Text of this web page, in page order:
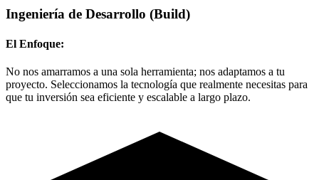
Ingeniería de Desarrollo (Build)
El Enfoque:
No nos amarramos a una sola herramienta; nos adaptamos a tu
proyecto. Seleccionamos la tecnología que realmente necesitas para
que tu inversión sea eficiente y escalable a largo plazo.